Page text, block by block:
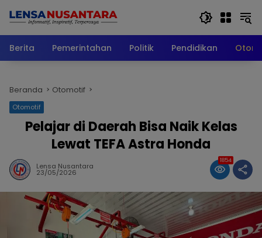
Berita
Pemerintahan Politik Pendidikan
Beranda Otomotif
Otomotif
Pelajar di Daerah Bisa Naik Kelas
Lewat TEFA Astra Honda
Lensa Nusantara
23/05/2026
1854